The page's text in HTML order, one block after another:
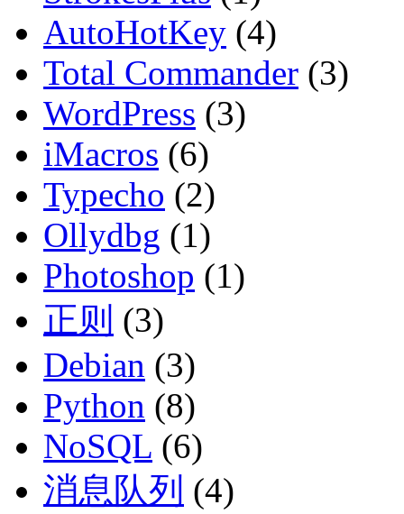
AutoHotKey (4)
Total Commander (3)
WordPress (3)
iMacros (6)
Typecho (2)
Ollydbg (1)
Photoshop (1)
正则 (3)
Debian (3)
Python (8)
NoSQL (6)
消息队列 (4)